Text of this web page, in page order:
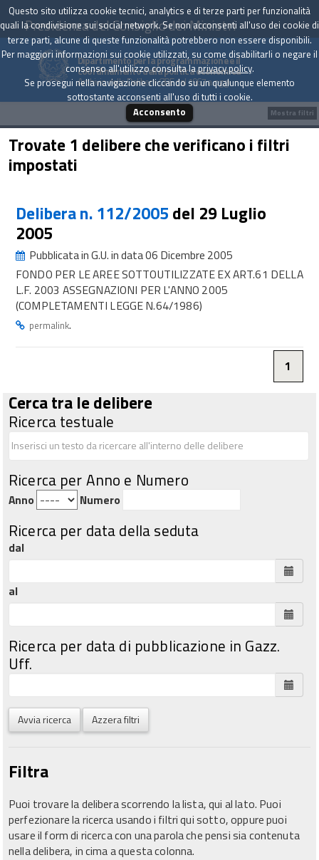
Presidenza del Consiglio dei Ministri
Dipartimento per la programmazione e il
coordinamento della politica economica
Archivio delle Delibere CIPE dal 1967 a oggi
Trovate 1 delibere che verificano i filtri
impostati
Delibera n. 112/2005 del 29 Luglio
2005
Pubblicata in G.U. in data 06 Dicembre 2005
FONDO PER LE AREE SOTTOUTILIZZATE EX ART.61 DELLA
L.F. 2003 ASSEGNAZIONI PER L'ANNO 2005
(COMPLETAMENTI LEGGE N.64/1986)
permalink.
1
Cerca tra le delibere
Ricerca testuale
Ricerca per Anno e Numero
Anno Numero
Ricerca per data della seduta
dal
al
Ricerca per data di pubblicazione in Gazz.
Uff.
Avvia ricerca Azzera filtri
Filtra
Puoi trovare la delibera scorrendo la lista, qui al lato. Puoi
perfezionare la ricerca usando i filtri qui sotto, oppure puoi
usare il form di ricerca con una parola che pensi sia contenuta
nella delibera, in cima a questa colonna.
Mostra filtri
Questo sito utilizza cookie tecnici, analytics e di terze parti per funzionalità
quali la condivisione sui social network. Se non acconsenti all'uso dei cookie di
terze parti, alcune di queste funzionalità potrebbero non essere disponibili.
Per maggiori informazioni sui cookie utilizzati, su come disabilitarli o negare il
consenso all'utilizzo consulta laprivacy policy.
Se prosegui nella navigazione cliccando su un qualunque elemento
sottostante acconsenti all'uso di tutti i cookie.
Acconsento